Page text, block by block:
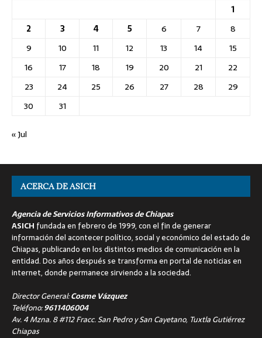
1
2
3 4 5 6 7
8
9
10 11 12 13 14
15
16
17 18 19 20 21
22
23
24 25 26 27 28
29
30
31
« Jul
ACERCA DE ASICH
Agencia de Servicios Informativos de Chiapas
ASICH fundada en febrero de 1999, con el fin de generar
información del acontecer político, social y económico del estado de
Chiapas, publicando en los distintos medios de comunicación en la
entidad. Dos años después se transforma en portal de noticias en
internet, donde permanece sirviendo a la sociedad.
Director General:Cosme Vázquez
Teléfono:9611406004
Av. 4 Mzna. 8 #112 Fracc. San Pedro y San Cayetano, Tuxtla Gutiérrez
Chiapas